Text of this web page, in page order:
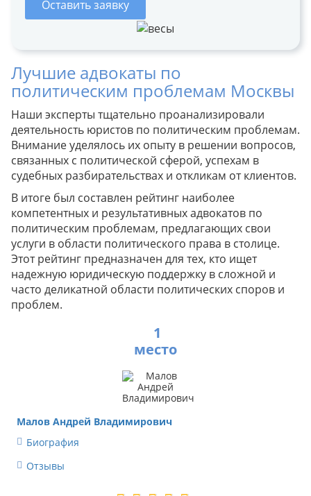
Оставить заявку
Лучшие адвокаты по
политическим проблемам Москвы
Наши эксперты тщательно проанализировали
деятельность юристов по политическим проблемам.
Внимание уделялось их опыту в решении вопросов,
связанных с политической сферой, успехам в
судебных разбирательствах и откликам от клиентов.
В итоге был составлен рейтинг наиболее
компетентных и результативных адвокатов по
политическим проблемам, предлагающих свои
услуги в области политического права в столице.
Этот рейтинг предназначен для тех, кто ищет
надежную юридическую поддержку в сложной и
часто деликатной области политических споров и
проблем.
1
Малов Андрей Владимирович
Биография
Отзывы